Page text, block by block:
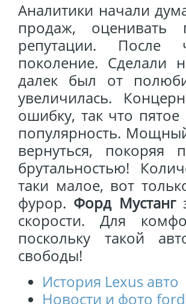
Аналитики начали
продаж, оценивать
репутации. После
поколение. Сделали
далек был от
увеличилась.
ошибку, так что
популярность.
вернуться, покоряя
брутальностью!
таки малое, вот
фурор. Форд Мустанг
скорости. Для
поскольку такой
свободы!
История Lexus авто
Новости и фото